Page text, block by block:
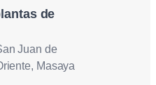
de
Juan de
Masaya